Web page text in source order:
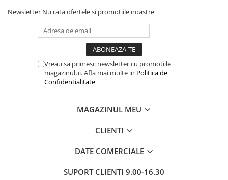
Newsletter Nu rata ofertele si promotiile noastre
Vreau sa primesc newsletter cu promotiile
magazinului. Afla mai multe in Politica de
Confidentialitate
MAGAZINUL MEU
CLIENTI
DATE COMERCIALE
SUPORT CLIENTI 9.00-16.30